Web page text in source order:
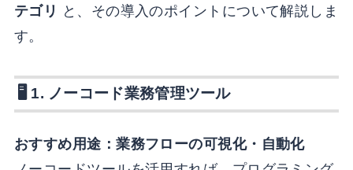
テゴリ
と、その導入のポイントについて解説しま
す。
🖥 1. ノーコード業務管理ツール
おすすめ用途：業務フローの可視化・自動化